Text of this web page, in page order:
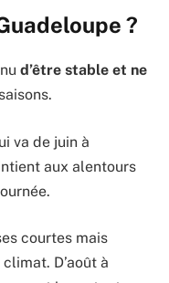
?
d’être stable et ne
va de juin à
aux alentours
courtes mais
D’août à